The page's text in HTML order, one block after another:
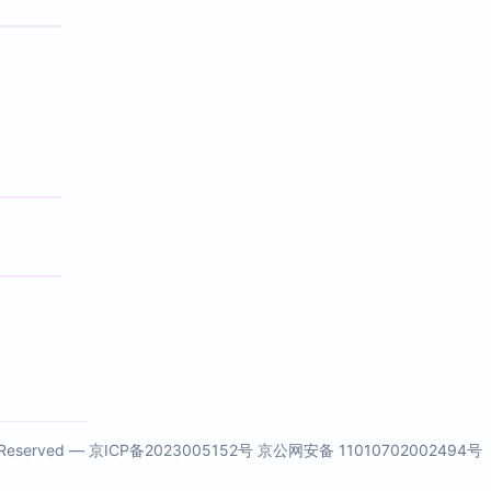
— 京ICP备2023005152号 京公网安备 11010702002494号